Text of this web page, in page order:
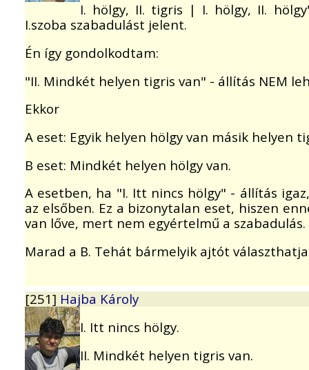
I. hölgy, II. tigris | I. hölgy, II.
I.szoba szabadulást jelent.
Én így gondolkodtam:
"II. Mindkét helyen tigris van" - állítás NEM
Ekkor
A eset: Egyik helyen hölgy van másik helyen
B eset: Mindkét helyen hölgy van.
A esetben, ha "I. Itt nincs hölgy" - állítás
az elsőben. Ez a bizonytalan eset, hiszen
van lőve, mert nem egyértelmű a szabadulás.
Marad a B. Tehát bármelyik ajtót
[251] Hajba Károly
I. Itt nincs hölgy.
II. Mindkét helyen tigris van.